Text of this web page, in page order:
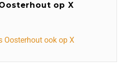
op X
Oosterhout ook op X